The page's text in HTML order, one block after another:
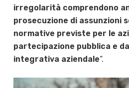
irregolarità comprendono
prosecuzione di assunzioni
normative previste per le
partecipazione pubblica e
integrativa aziendale“.